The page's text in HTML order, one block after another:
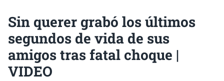
Sin querer grabó los últimos
segundos de vida de sus
amigos tras fatal choque |
VIDEO